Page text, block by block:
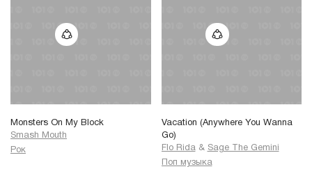
Monsters On My Block
Smash Mouth
Рок
Vacation (Anywhere You Wanna
Go)
Flo Rida & Sage The Gemini
Поп музыка